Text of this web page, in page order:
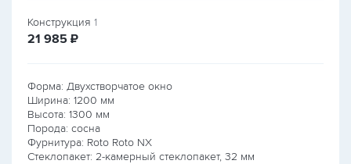
Конструкция 1
21 985 руб.
₽
Форма: Двухстворчатое окно
Ширина: 1200 мм
Высота: 1300 мм
Порода: сосна
Фурнитура: Roto Roto NX
Стеклопакет: 2-камерный стеклопакет, 32 мм